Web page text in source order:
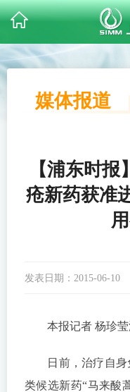
媒体报道
【浦东时
疮新药获准
发表日期： 2015-06-10
本报记者 杨珍莹
日前，治疗自身免
类候选新药“马来酸